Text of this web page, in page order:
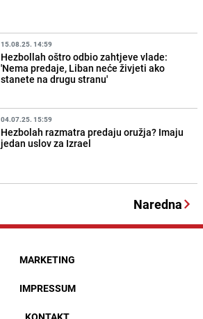
15.08.25. 14:59
Hezbollah oštro odbio zahtjeve vlade:
'Nema predaje, Liban neće živjeti ako
stanete na drugu stranu'
04.07.25. 15:59
Hezbolah razmatra predaju oružja? Imaju
jedan uslov za Izrael
Naredna
MARKETING
IMPRESSUM